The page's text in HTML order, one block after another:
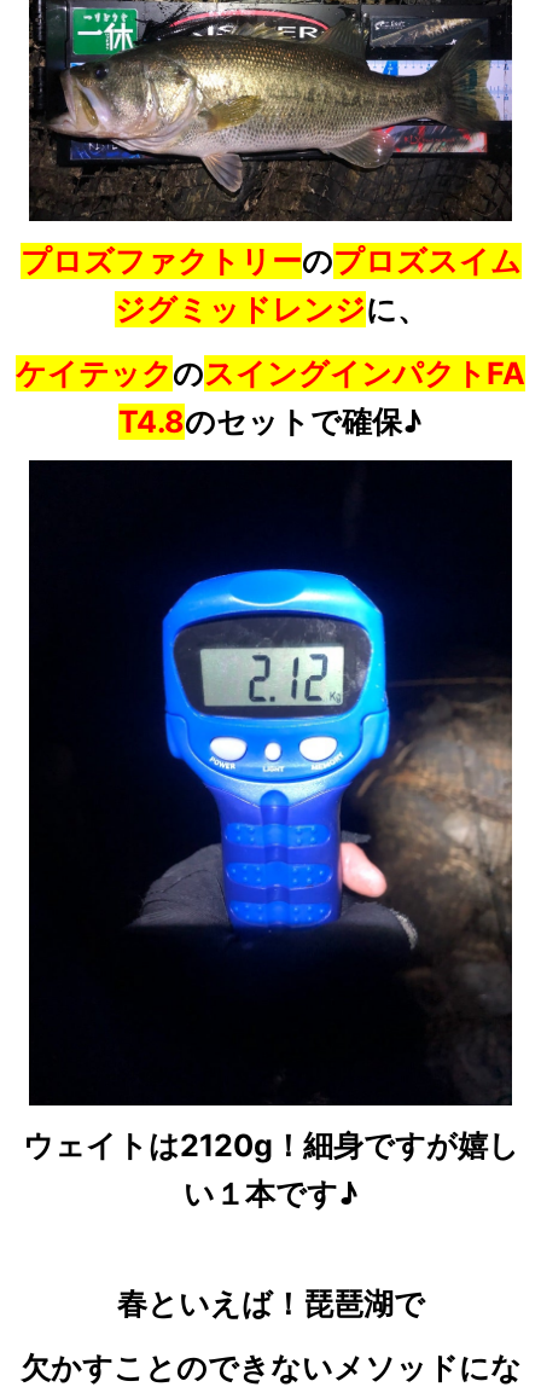
プロズファクトリーのプロズスイム
ジグミッドレンジに、
ケイテックのスイングインパクトFA
T4.8のセットで確保♪
ウェイトは2120g！細身ですが嬉し
い１本です♪
春といえば！琵琶湖で
欠かすことのできないメソッドにな